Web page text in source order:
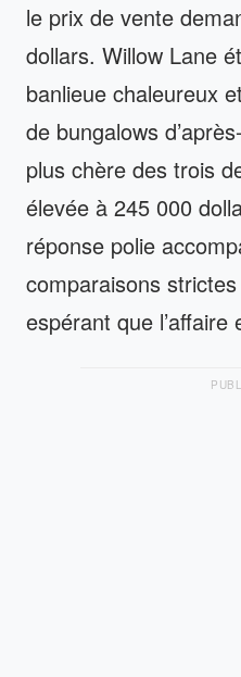
le prix de vente
dollars. Willow Lane
banlieue chaleureux
de bungalows
plus chère des trois
élevée à 245 000
réponse polie
comparaisons
espérant que l’affaire